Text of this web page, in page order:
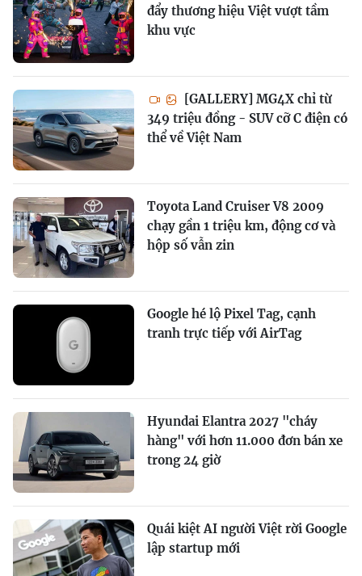
đẩy thương hiệu Việt vượt tầm
khu vực
[GALLERY] MG4X chỉ từ
349 triệu đồng - SUV cỡ C điện có
thể về Việt Nam
Toyota Land Cruiser V8 2009
chạy gần 1 triệu km, động cơ và
hộp số vẫn zin
Google hé lộ Pixel Tag, cạnh
tranh trực tiếp với AirTag
Hyundai Elantra 2027 "cháy
hàng" với hơn 11.000 đơn bán xe
trong 24 giờ
Quái kiệt AI người Việt rời Google
lập startup mới